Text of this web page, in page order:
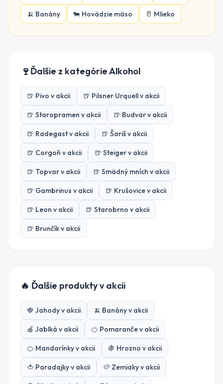
🍌 Banány 🐄 Hovädzie mäso 🥛 Mlieko
🍷 Ďalšie z kategórieAlkohol
🍺 Pivo v akcii 🍺 Pilsner Urquellv akcii
🍺 Staropramen v akcii 🍺 Budvarv akcii
🍺 Radegastv akcii 🍺 Šarišv akcii
🍺 Corgoň v akcii 🍺 Steigerv akcii
🍺 Topvarv akcii 🍺 Smädný mních v akcii
🍺 Gambrinus v akcii 🍺 Krušovicev akcii
🍺 Leon v akcii 🍺 Starobrno v akcii
🍺 Brunčíkv akcii
🔥 Ďalšie produkty v akcii
🍓 Jahodyv akcii 🍌 Banányv akcii
🍎 Jablká v akcii 🍊 Pomarančev akcii
🍊 Mandarínkyv akcii 🍇 Hrozno v akcii
🍅 Paradajkyv akcii 🥔 Zemiakyv akcii